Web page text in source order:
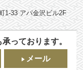
1-33 アパ金沢ビル2F
っております。
メール